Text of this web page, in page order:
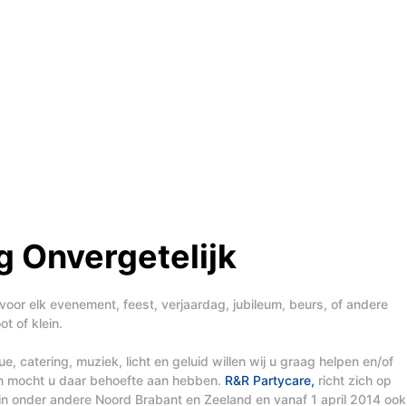
Onvergetelijk
elk evenement, feest, verjaardag, jubileum, beurs, of andere
of klein.
catering, muziek, licht en geluid willen wij u graag helpen en/of
mocht u daar behoefte aan hebben. R&R Partycare, richt zich op
onder andere Noord Brabant en Zeeland en vanaf 1 april 2014 ook